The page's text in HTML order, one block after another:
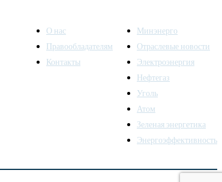
О нас
Правообладателям
Контакты
Минэнерго
Отраслевые новости
Электроэнергия
Нефтегаз
Уголь
Атом
Зеленая энергетика
Энергоэффективность